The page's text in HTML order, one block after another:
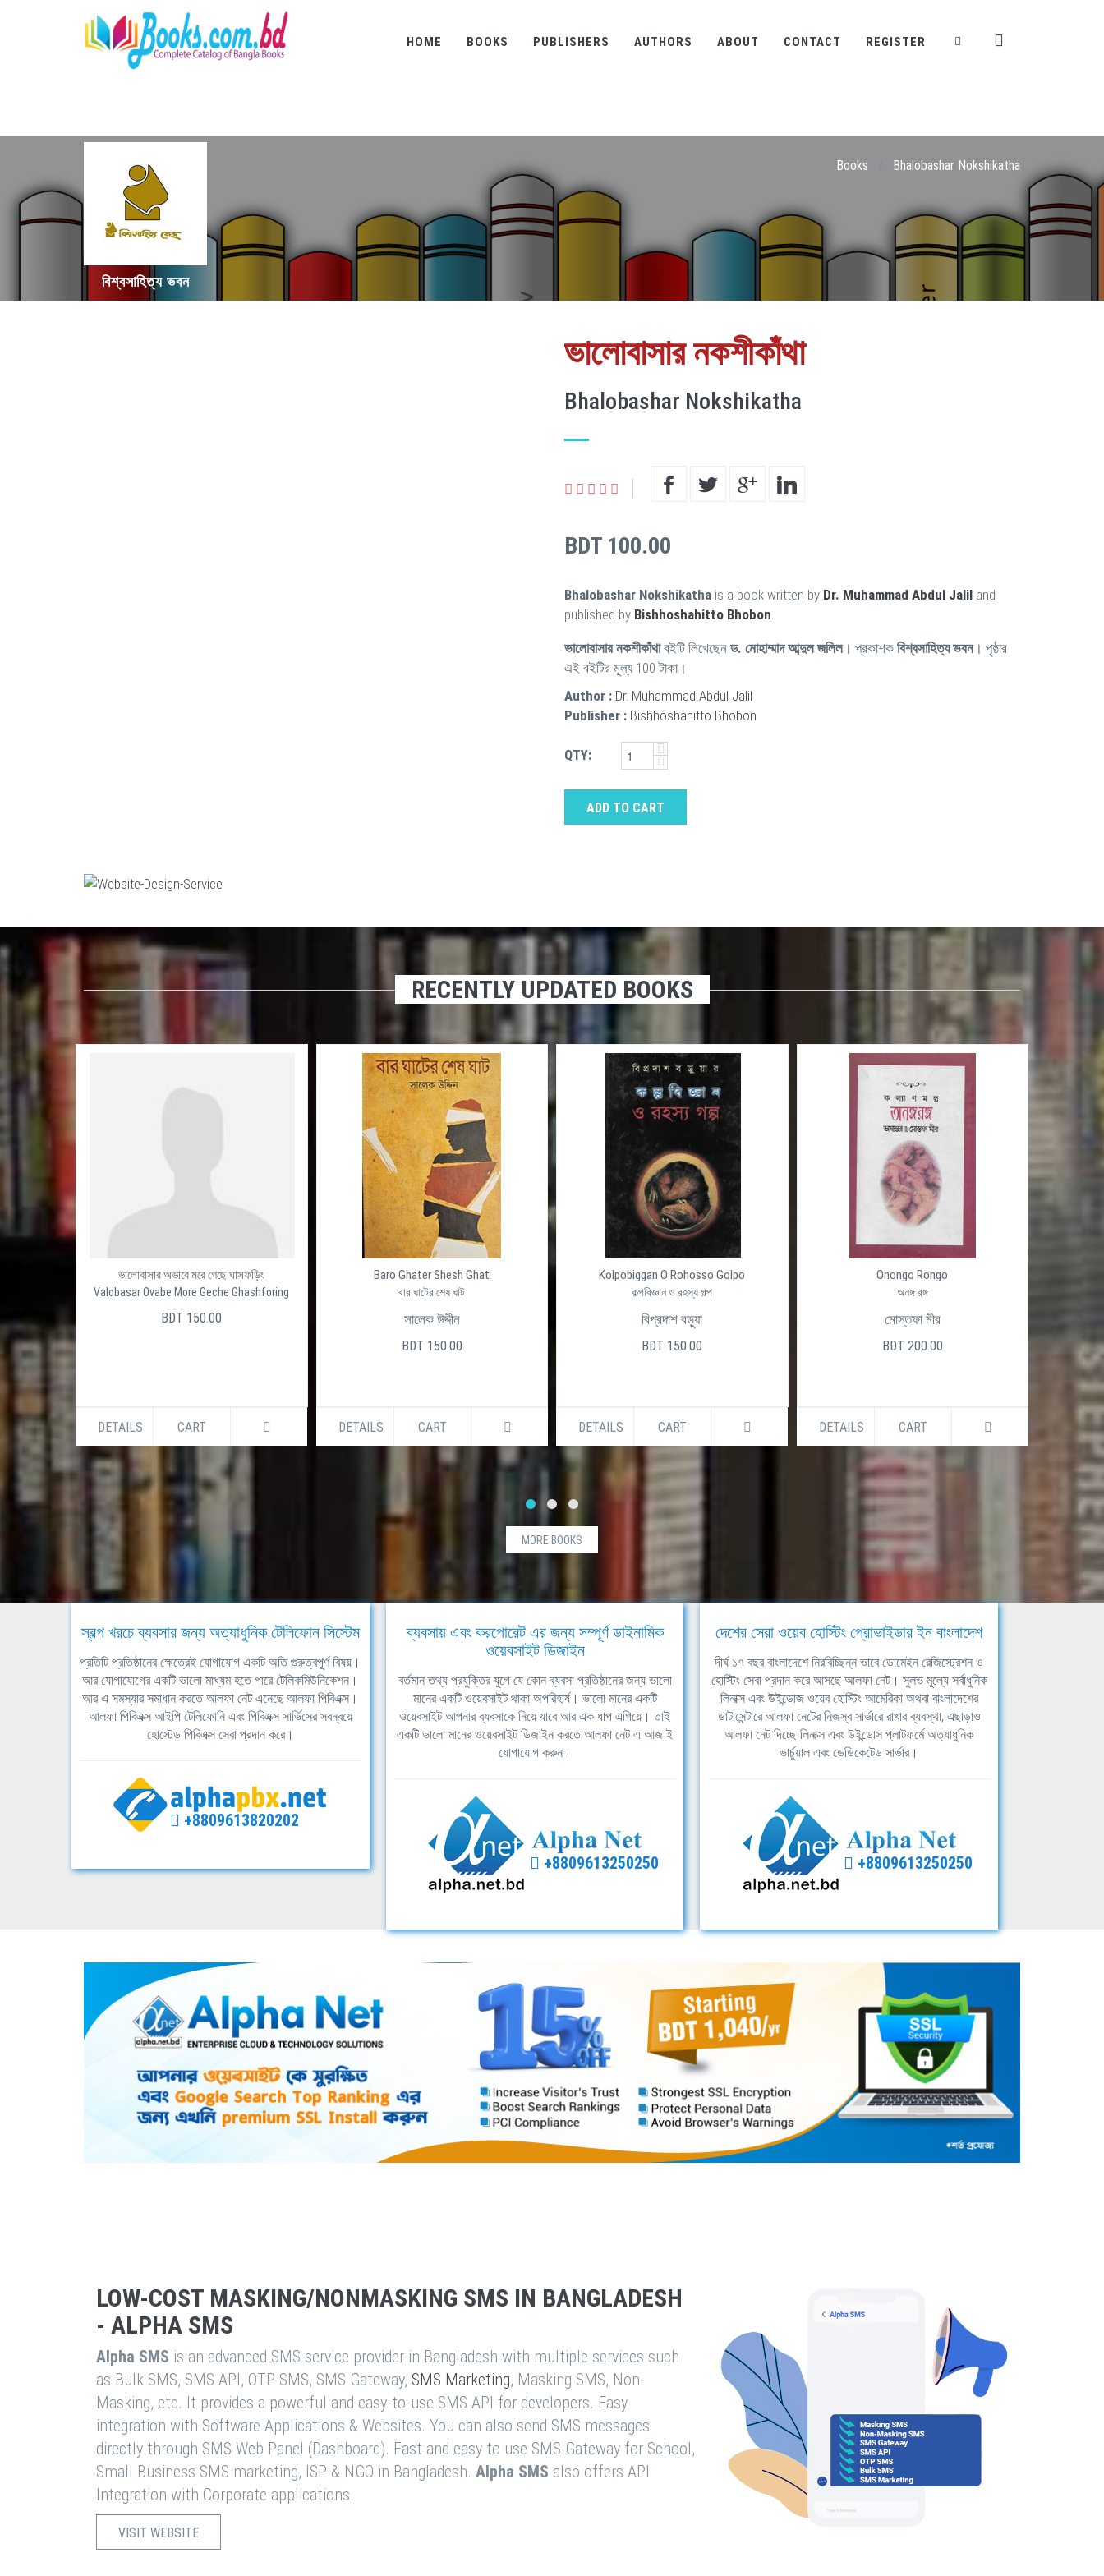
HOME BOOKS PUBLISHERS AUTHORS ABOUT CONTACT REGISTER
বিশ্বসাহিত্য ভবন
Books Bhalobashar Nokshikatha
ভালোবাসার নকশীকাঁথা
Bhalobashar Nokshikatha
BDT 100.00
Bhalobashar Nokshikatha is a book written by Dr. Muhammad Abdul Jalil and
published by Bishhoshahitto Bhobon.
ভালোবাসার নকশীকাঁথাবইটি লিখেছেন ড. মোহাম্মাদ আব্দুল জলিল। প্রকাশক বিশ্বসাহিত্য ভবন। পৃষ্ঠার
এই বইটির মূল্য 100 টাকা।
Author : Dr. Muhammad Abdul Jalil
Publisher : Bishhoshahitto Bhobon
QTY:
ADD TO CART
RECENTLY UPDATED BOOKS
ভালোবাসার অভাবে মরে গেছে ঘাসফড়িং
Valobasar Ovabe More Geche Ghashforing
BDT 150.00
DETAILS CART
Baro Ghater Shesh Ghat
বার ঘাটের শেষ ঘাট
সালেক উদ্দীন
BDT 150.00
DETAILS CART
Kolpobiggan O Rohosso Golpo
কল্পবিজ্ঞান ও রহস্য গল্প
বিপ্রদাশ বড়ুয়া
BDT 150.00
DETAILS CART
Onongo Rongo
অনঙ্গ রঙ্গ
মোস্তফা মীর
BDT 200.00
DETAILS CART DETAILS
MORE BOOKS
স্বল্প খরচে ব্যবসার জন্য অত্যাধুনিক টেলিফোন সিস্টেম
প্রতিটি প্রতিষ্ঠানের ক্ষেত্রেই যোগাযোগ একটি অতি গুরুত্বপূর্ণ বিষয়।
আর যোগাযোগের একটি ভালো মাধ্যম হতে পারে টেলিকমিউনিকেশন।
আর এ সমস্যার সমাধান করতে আলফা নেট এনেছে আলফা পিবিএক্স।
আলফা পিবিএক্স আইপি টেলিফোনি এবং পিবিএক্স সার্ভিসের সবন্বয়ে
হোস্টেড পিবিএক্স সেবা প্রদান করে।
+8809613820202
ব্যবসায় এবং করপোরেট এর জন্য সম্পূর্ণ ডাইনামিক
ওয়েবসাইট ডিজাইন
বর্তমান তথ্য প্রযুক্তির যুগে যে কোন ব্যবসা প্রতিষ্ঠানের জন্য ভালো
মানের একটি ওয়েবসাইট থাকা অপরিহার্য। ভালো মানের একটি
ওয়েবসাইট আপনার ব্যবসাকে নিয়ে যাবে আর এক ধাপ এগিয়ে। তাই
একটি ভালো মানের ওয়েবসাইট ডিজাইন করতে আলফা নেট এ আজ ই
যোগাযোগ করুন।
+8809613250250
দেশের সেরা ওয়েব হোস্টিং প্রোভাইডার ইন বাংলাদেশ
দীর্ঘ ১৭ বছর বাংলাদেশে নিরবিচ্ছিন্ন ভাবে ডোমেইন রেজিস্ট্রেশন ও
হোস্টিং সেবা প্রদান করে আসছে আলফা নেট। সুলভ মূল্যে সর্বাধুনিক
লিনাক্স এবং উইন্ডোজ ওয়েব হোস্টিং আমেরিকা অথবা বাংলাদেশের
ডাটাসেন্টারে আলফা নেটের নিজস্ব সার্ভারে রাখার ব্যবস্থা, এছাড়াও
আলফা নেট দিচ্ছে লিনাক্স এবং উইন্ডোস প্লাটফর্মে অত্যাধুনিক
ভার্চুয়াল এবং ডেডিকেটেড সার্ভার।
+8809613250250
LOW-COST MASKING/NONMASKING SMS IN BANGLADESH
- ALPHA SMS
Alpha SMS is an advanced SMS service provider in Bangladesh with multiple services such
as Bulk SMS, SMS API, OTP SMS, SMS Gateway, SMS Marketing, Masking SMS, Non-
Masking, etc. It provides a powerful and easy-to-use SMS API for developers. Easy
integration with Software Applications & Websites. You can also send SMS messages
directly through SMS Web Panel (Dashboard). Fast and easy to use SMS Gateway for School,
Small Business SMS marketing, ISP & NGO in Bangladesh. Alpha SMS also offers API
Integration with Corporate applications.
VISIT WEBSITE